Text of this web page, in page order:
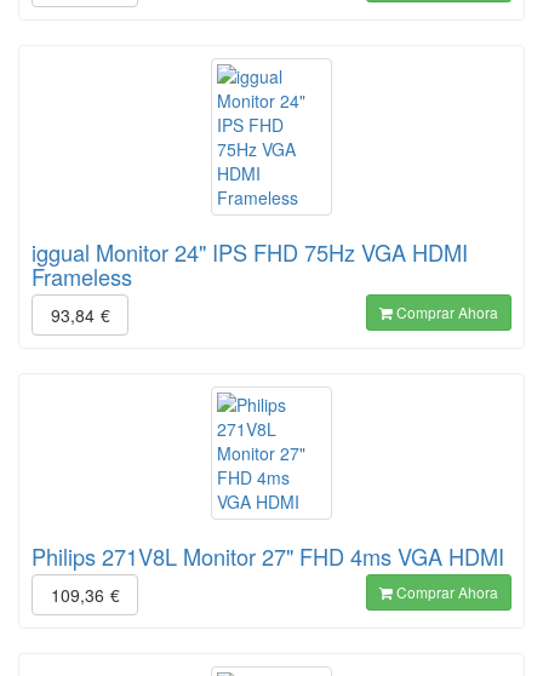
iggual Monitor 24" IPS FHD 75Hz VGA HDMI
Frameless
93,84 € Comprar Ahora
Philips 271V8L Monitor 27" FHD 4ms VGA HDMI
109,36 € Comprar Ahora